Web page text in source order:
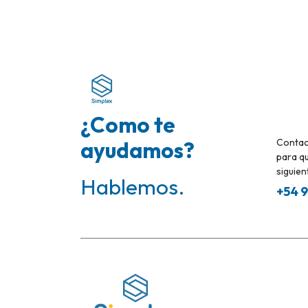
¿Como te
ayudamos?
Hablemos.
para
+54